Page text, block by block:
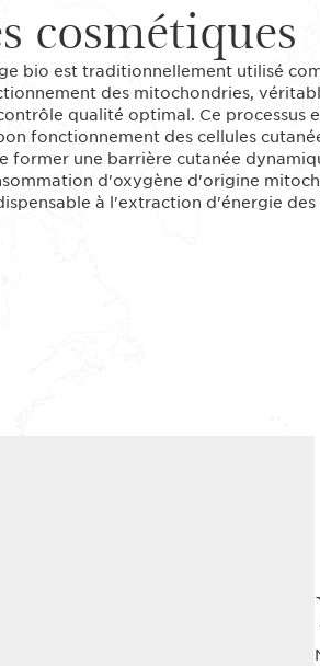
cosmétiques
bio est traditionnellement utilisé
des mitochondries,
qualité optimal. Ce processus
fonctionnement des cellules
former une barrière cutanée
d'oxygène d'origine
à l'extraction d'énergie des